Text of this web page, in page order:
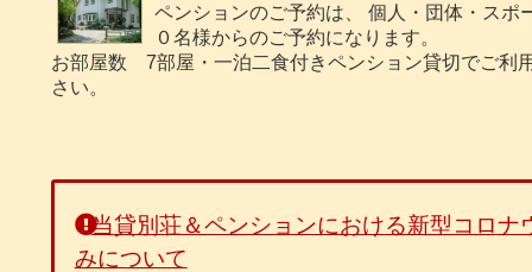
ペンションのご予約は、 個人・団体・スポ
０名様からのご予約になります。
お部屋数 7部屋・一泊二食付きペンション貸切でご利
さい。
当貸別荘＆ペンションにおける新型コロナ
みについて